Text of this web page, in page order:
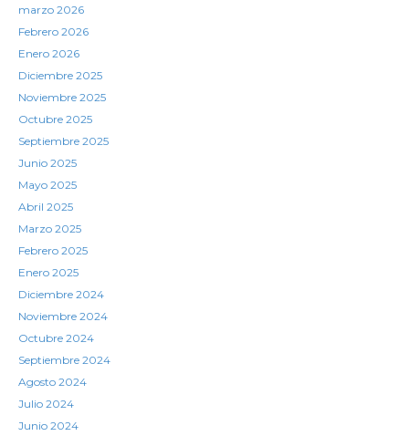
marzo 2026
Febrero 2026
Enero 2026
Diciembre 2025
Noviembre 2025
Octubre 2025
Septiembre 2025
Junio 2025
Mayo 2025
Abril 2025
Marzo 2025
Febrero 2025
Enero 2025
Diciembre 2024
Noviembre 2024
Octubre 2024
Septiembre 2024
Agosto 2024
Julio 2024
Junio 2024